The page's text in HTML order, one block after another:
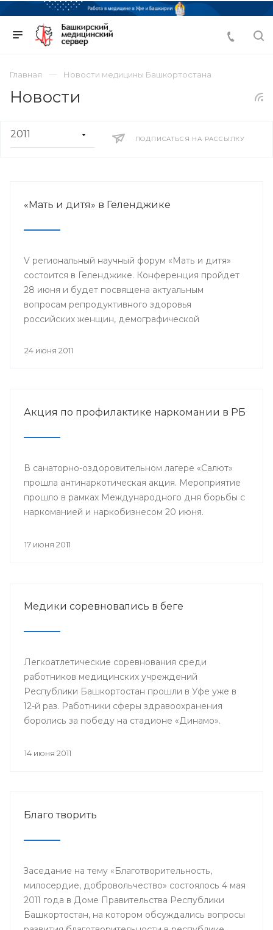
Главная Новости медицины Башкортостана
Новости
ПОДПИСАТЬСЯ НА РАССЫЛКУ
«Мать и дитя» в Геленджике
V региональный научный форум «Мать и дитя»
состоится в Геленджике. Конференция пройдет
28 июня и будет посвящена актуальным
вопросам репродуктивного здоровья
российских женщин, демографической
24 июня 2011
Акция по профилактике наркомании в РБ
В санаторно-оздоровительном лагере «Салют»
прошла антинаркотическая акция. Мероприятие
прошло в рамках Международного дня борьбы с
наркоманией и наркобизнесом 20 июня.
17 июня 2011
Медики соревновались в беге
Легкоатлетические соревнования среди
работников медицинских учреждений
Республики Башкортостан прошли в Уфе уже в
12-й раз. Работники сферы здравоохранения
боролись за победу на стадионе «Динамо».
14 июня 2011
Благо творить
Заседание на тему «Благотворительность,
милосердие, добровольчество» состоялось 4 мая
2011 года в Доме Правительства Республики
Башкортостан, на котором обсуждались вопросы